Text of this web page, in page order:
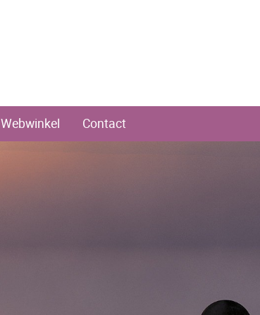
Webwinkel Contact